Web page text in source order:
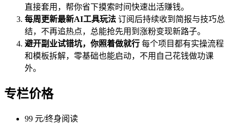
直接套用，帮你省下摸索时间快速出活赚钱。
每周更新最新AI工具玩法 订阅后持续收到简报与技巧总
结，不再追热点，总能抢先用到涨粉变现新路子。
避开副业试错坑，你照着做就行 每个项目都有实操流程
和模板拆解，零基础也能启动，不用自己花钱做功课
外。
专栏价格
99 元/终身阅读